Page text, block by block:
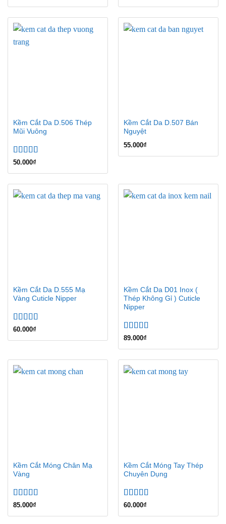
Kềm Cắt Da D.506 Thép
Mũi Vuông
Được xếp
50.000₫
Kềm Cắt Da D.507 Bán
Nguyệt
55.000₫
Kềm Cắt Da D.555 Mạ
Vàng Cuticle Nipper
Được xếp
60.000₫
Kềm Cắt Da D01 Inox (
Thép Không Gỉ ) Cuticle
Nipper
Được xếp
89.000₫
Kềm Cắt Móng Chân Mạ
Vàng
Được xếp
85.000₫
Kềm Cắt Móng Tay Thép
Chuyên Dụng
Được xếp
60.000₫